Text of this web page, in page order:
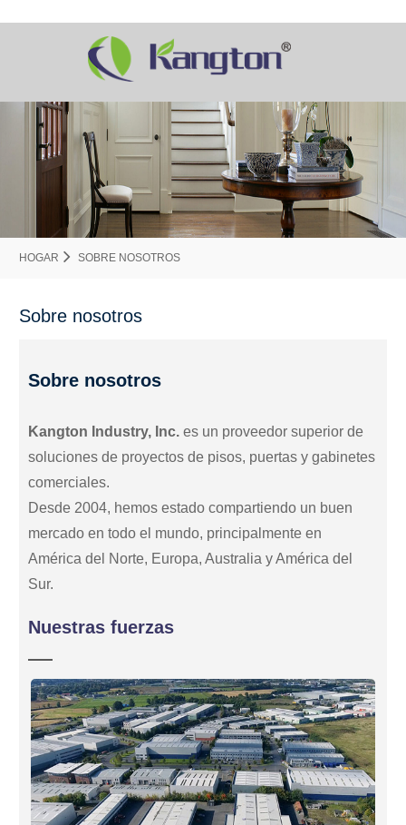
HOGAR SOBRE NOSOTROS
Sobre nosotros
Sobre nosotros
Kangton Industry, Inc. es un proveedor superior de
soluciones de proyectos de pisos, puertas y gabinetes
comerciales.
Desde 2004, hemos estado compartiendo un buen
mercado en todo el mundo, principalmente en
América del Norte, Europa, Australia y América del
Sur.
Nuestras fuerzas